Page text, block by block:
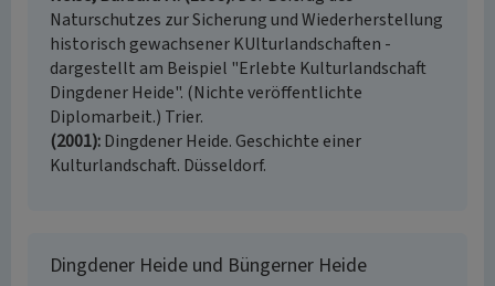
Naturschutzes zur Sicherung und Wiederherstellung
historisch gewachsener KUlturlandschaften -
dargestellt am Beispiel "Erlebte Kulturlandschaft
Dingdener Heide". (Nichte veröffentlichte
Diplomarbeit.) Trier.
(2001) Dingdener Heide. Geschichte einer
Kulturlandschaft. Düsseldorf.
Dingdener Heide und Büngerner Heide